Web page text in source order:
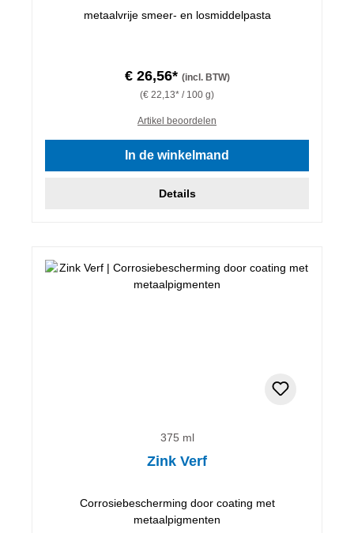
metaalvrije smeer- en losmiddelpasta
€ 26,56* (incl. BTW)
(€ 22,13* / 100 g)
Artikel beoordelen
In de winkelmand
Details
375 ml
Zink Verf
Corrosiebescherming door coating met
metaalpigmenten